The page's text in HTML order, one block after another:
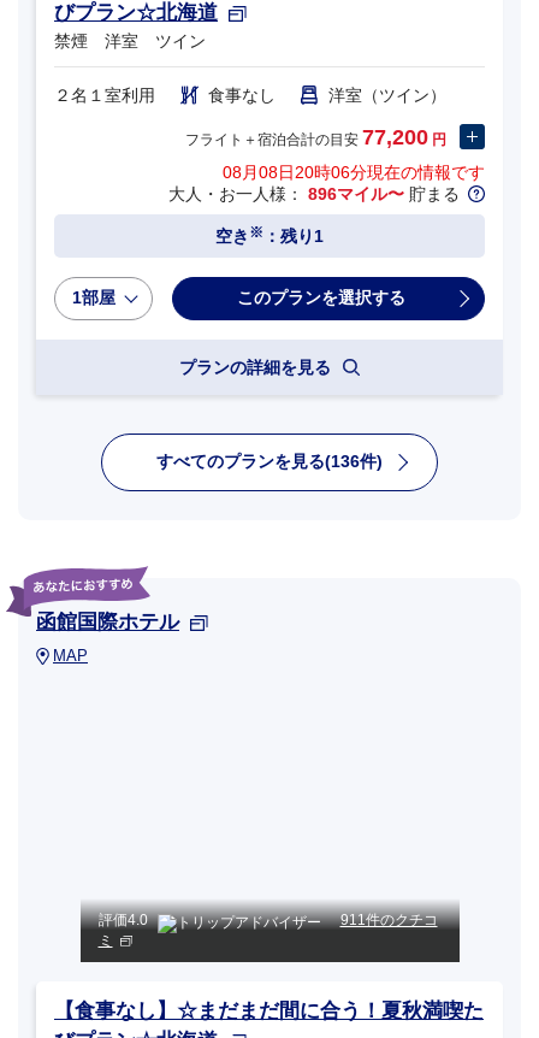
びプラン☆北海道
禁煙 洋室 ツイン
２名１室利用 食事なし 洋室（ツイン）
フライト＋宿泊合計の目安 77,200 円
08月08日20時06分現在の情報です
大人・お一人様： 896マイル〜 貯まる
空き ※ ：残り1
1部屋
プランの詳細を見る
すべてのプランを見る(136件)
函館国際ホテル
MAP
評価4.0
911件のクチコ
ミ
【食事なし】☆まだまだ間に合う！夏秋満喫た